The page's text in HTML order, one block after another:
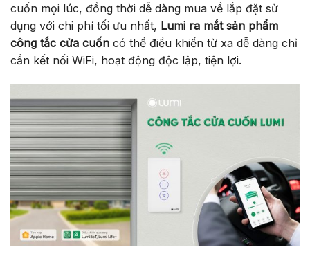
cuốn mọi lúc, đồng thời dễ dàng mua về lắp đặt sử
dụng với chi phí tối ưu nhất, Lumi ra mắt sản phẩm
công tắc cửa cuốn có thể điều khiển từ xa dễ dàng chỉ
cần kết nối WiFi, hoạt động độc lập, tiện lợi.